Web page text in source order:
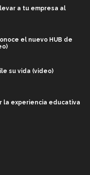
a tu empresa al
el nuevo HUB de
su vida (video)
la experiencia educativa